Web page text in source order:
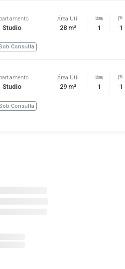
Studio
Área Útil
28 m² 1 1
Consulta
Studio
Área Útil
29 m² 1 1
Consulta